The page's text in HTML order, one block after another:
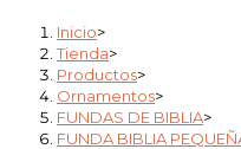
WEB
Inicio>
Tienda>
Productos>
Ornamentos>
FUNDAS DE BIBLIA>
FUNDA BIBLIA